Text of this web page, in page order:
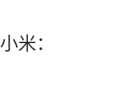
小米：